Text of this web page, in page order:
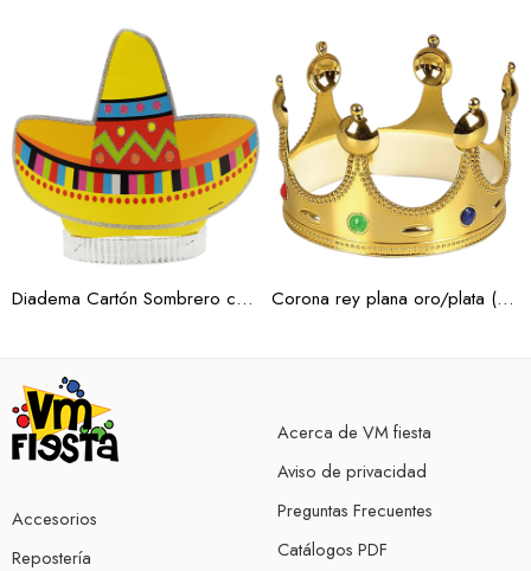
Diadema Cartón Sombrero c/12 (Docena) Corona rey plana oro/plata (Docena)
Accesorios
Repostería
Acerca de VM fiesta
Aviso de privacidad
Preguntas Frecuentes
Catálogos PDF